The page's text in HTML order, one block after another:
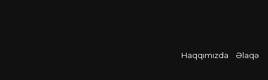
Haqqımızda Əlaqə